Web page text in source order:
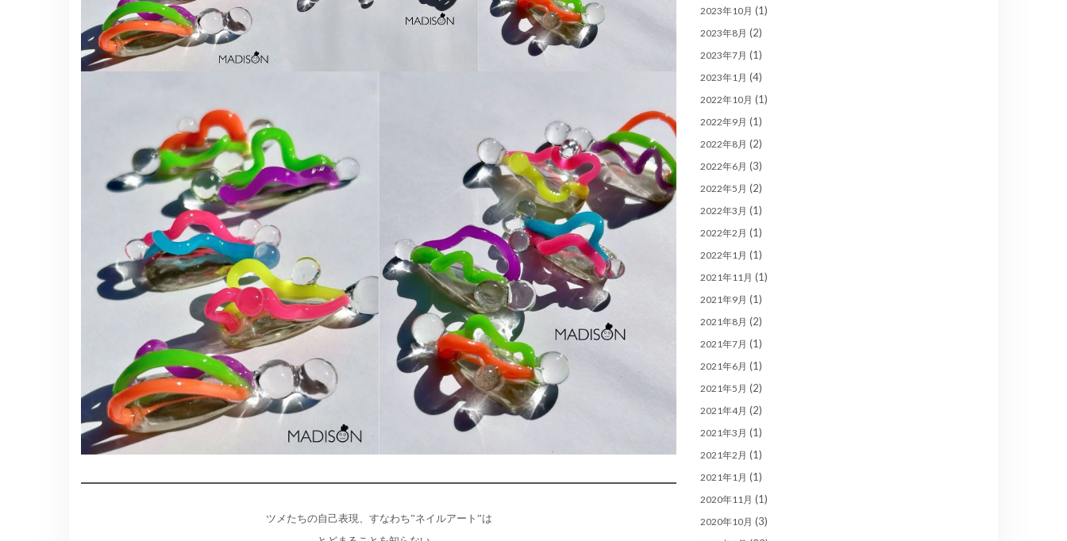
ツメたちの自己表現、すなわち”ネイルアート”は
2023年10月 (1)
2023年8月 (2)
2023年7月 (1)
2023年1月 (4)
2022年10月 (1)
2022年9月 (1)
2022年8月 (2)
2022年6月 (3)
2022年5月 (2)
2022年3月 (1)
2022年2月 (1)
2022年1月 (1)
2021年11月 (1)
2021年9月 (1)
2021年8月 (2)
2021年7月 (1)
2021年6月 (1)
2021年5月 (2)
2021年4月 (2)
2021年3月 (1)
2021年2月 (1)
2021年1月 (1)
2020年11月 (1)
2020年10月 (3)